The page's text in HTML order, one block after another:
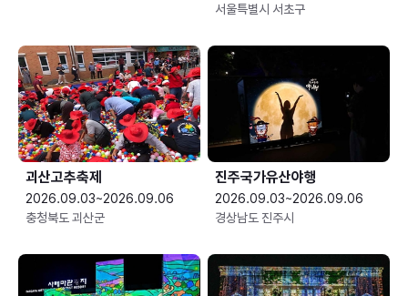
서울특별시 서초구
괴산고추축제
2026.09.03~2026.09.06
충청북도 괴산군
진주국가유산야행
2026.09.03~2026.09.06
경상남도 진주시